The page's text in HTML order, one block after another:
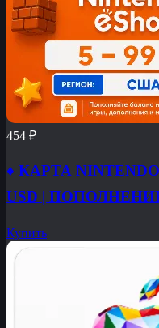
454 ₽
♦️ КАРТА
USD |
Купить